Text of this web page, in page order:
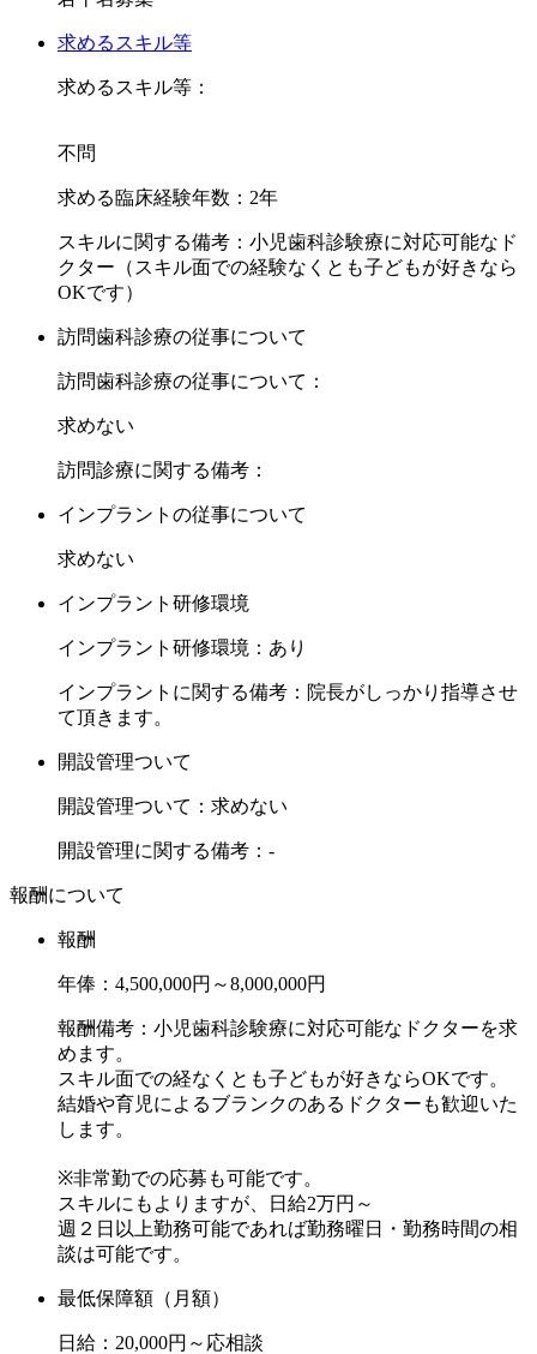
求めるスキル等
求めるスキル等：
不問
求める臨床経験年数：2年
スキルに関する備考：小児歯科診験療に対応可能なド
クター（スキル面での経験なくとも子どもが好きなら
OKです）
訪問歯科診療の従事について
訪問歯科診療の従事について：
求めない
訪問診療に関する備考：
インプラントの従事について
求めない
インプラント研修環境
インプラント研修環境：あり
インプラントに関する備考：院長がしっかり指導させ
て頂きます。
開設管理ついて
開設管理ついて：求めない
開設管理に関する備考：-
報酬について
報酬
年俸：4,500,000円～8,000,000円
報酬備考：小児歯科診験療に対応可能なドクターを求
めます。
スキル面での経なくとも子どもが好きならOKです。
結婚や育児によるブランクのあるドクターも歓迎いた
します。
※非常勤での応募も可能です。
スキルにもよりますが、日給2万円～
週２日以上勤務可能であれば勤務曜日・勤務時間の相
談は可能です。
最低保障額（月額）
日給：20,000円～応相談